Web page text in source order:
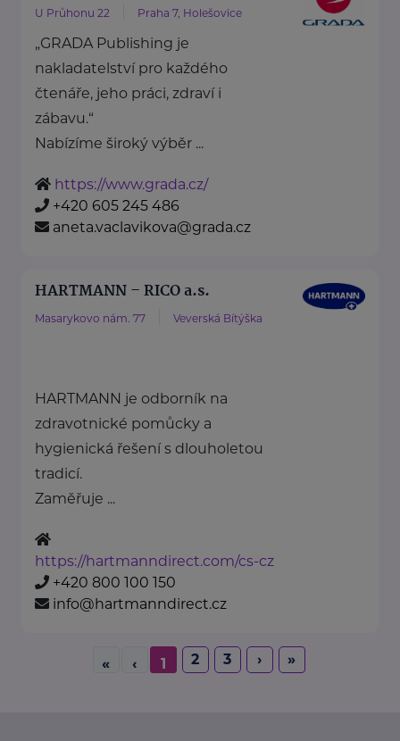
U Průhonu 22 Praha 7, Holešovice
„GRADA Publishing je
nakladatelství pro každého
čtenáře, jeho práci, zdraví i
zábavu.“
Nabízíme široký výběr ...
https://www.grada.cz/
+420 605 245 486
aneta.vaclavikova@grada.cz
HARTMANN – RICO a.s.
Masarykovo nám. 77 Veverská Bítýška
HARTMANN je odborník na
zdravotnické pomůcky a
hygienická řešení s dlouholetou
tradicí.
Zaměřuje ...
https://hartmanndirect.com/cs-cz
+420 800 100 150
info@hartmanndirect.cz
« ‹ 1 2 3 › »